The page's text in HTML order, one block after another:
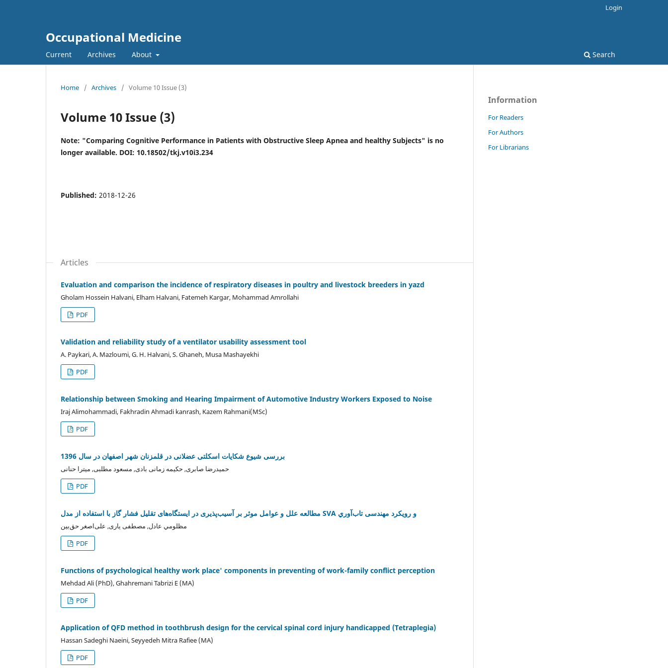
Occupational Medicine
Current Archives About Search
Login
Home / Archives / Volume 10 Issue (3)
Volume 10 Issue (3)
Note: "Comparing Cognitive Performance in Patients with Obstructive Sleep Apnea and healthy Subjects" is no
longer available. DOI: 10.18502/tkj.v10i3.234
Published: 2018-12-26
Articles
Evaluation and comparison the incidence of respiratory diseases in poultry and livestock breeders in yazd
Gholam Hossein Halvani, Elham Halvani, Fatemeh Kargar, Mohammad Amrollahi
PDF
Validation and reliability study of a ventilator usability assessment tool
A. Paykari, A. Mazloumi, G. H. Halvani, S. Ghaneh, Musa Mashayekhi
PDF
Relationship between Smoking and Hearing Impairment of Automotive Industry Workers Exposed to Noise
Iraj Alimohammadi, Fakhradin Ahmadi kanrash, Kazem Rahmani(MSc)
PDF
بررسی شیوع شکایات اسکلتی عضلانی در قلمزنان شهر اصفهان در سال 1396
حمیدرضا صابری, حکیمه زمانی بادی, مسعود مطلبی, میترا حنانی
PDF
مطالعه علل و عوامل موثر بر آسیب‌پذیری در ایستگاه‌های تقلیل فشار گاز با استفاده از مدل SVA و رویکرد مهندسی تاب‌آوري
مظلومي عادل, مصطفی یاری, علی‌اصغر حق‌بین
PDF
Functions of psychological healthy work place' components in preventing of work-family conflict perception
Mehdad Ali (PhD), Ghahremani Tabrizi E (MA)
PDF
Application of QFD method in toothbrush design for the cervical spinal cord injury handicapped (Tetraplegia)
Hassan Sadeghi Naeini, Seyyedeh Mitra Rafiee (MA)
PDF
Information
For Readers
For Authors
For Librarians